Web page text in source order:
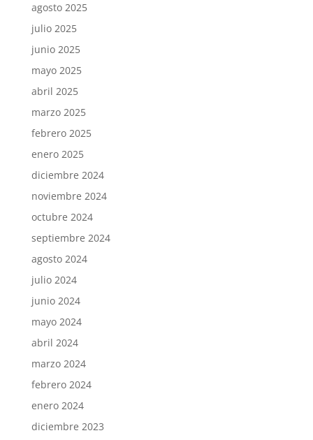
agosto 2025
julio 2025
junio 2025
mayo 2025
abril 2025
marzo 2025
febrero 2025
enero 2025
diciembre 2024
noviembre 2024
octubre 2024
septiembre 2024
agosto 2024
julio 2024
junio 2024
mayo 2024
abril 2024
marzo 2024
febrero 2024
enero 2024
diciembre 2023